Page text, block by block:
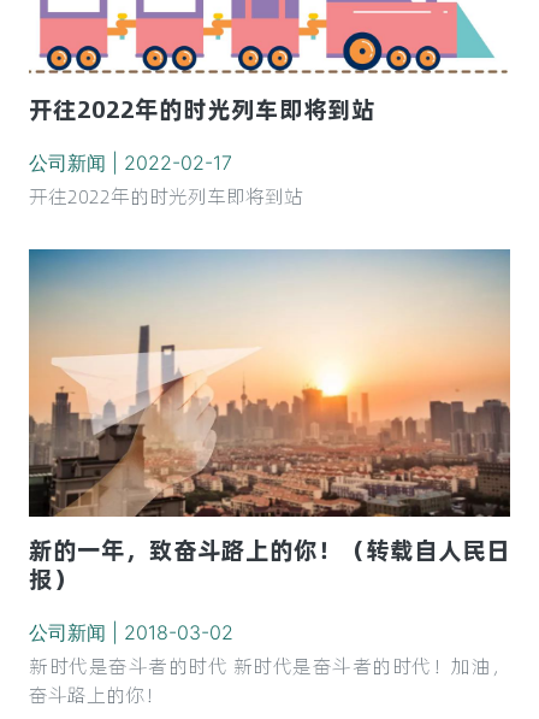
开往2022年的时光列车即将到站
公司新闻 | 2022-02-17
开往2022年的时光列车即将到站
新的一年，致奋斗路上的你！（转载自人民日
报）
公司新闻 | 2018-03-02
新时代是奋斗者的时代 新时代是奋斗者的时代！加油，
奋斗路上的你！